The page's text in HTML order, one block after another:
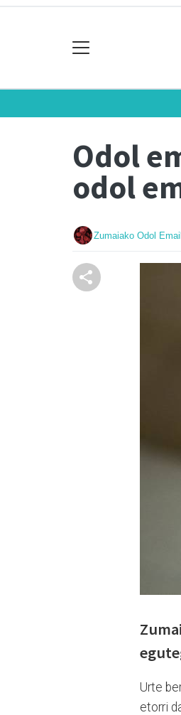
Odol
odol
Zumaiako Odol
Urte
etorri